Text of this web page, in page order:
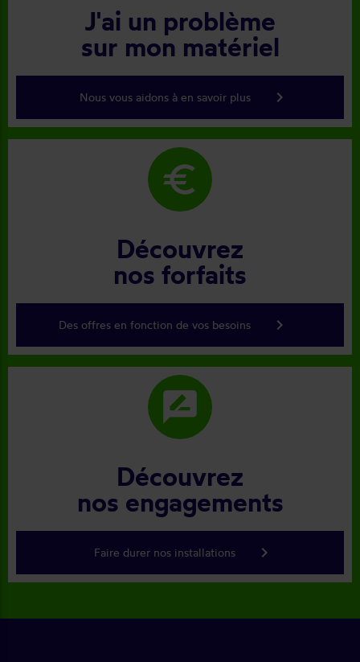
J'ai un problème
sur mon matériel
Nous vous aidons à en savoir plus keyboard_arrow_right
euro
Découvrez
nos forfaits
Des offres en fonction de vos besoins keyboard_arrow_right
rate_review
Découvrez
nos engagements
Faire durer nos installations keyboard_arrow_right